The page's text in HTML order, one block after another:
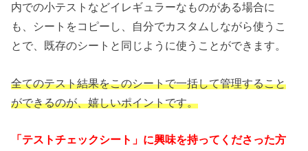
内での小テストなどイレギュラーなものがある場合に
も、シートをコピーし、自分でカスタムしながら使うこ
とで、既存のシートと同じように使うことができます。
全てのテスト結果をこのシートで一括して管理すること
ができるのが、嬉しいポイントです。
「テストチェックシート」に興味を持ってくださった方